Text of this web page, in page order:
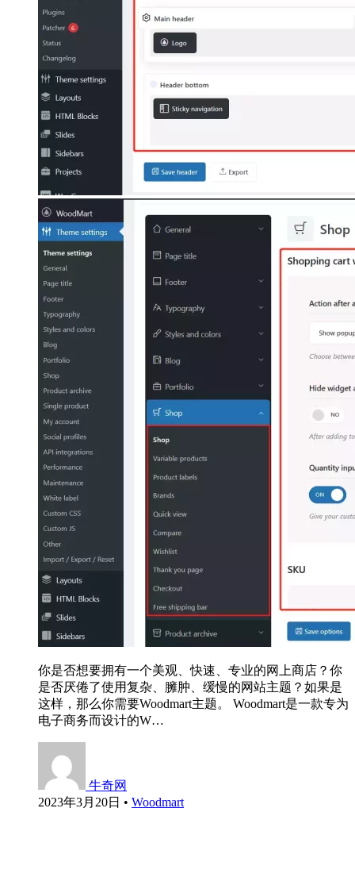
你是否想要拥有一个美观、快速、专业的网上商店？你
是否厌倦了使用复杂、臃肿、缓慢的网站主题？如果是
这样，那么你需要Woodmart主题。 Woodmart是一款专为
电子商务而设计的W…
牛奇网
2023年3月20日 • Woodmart